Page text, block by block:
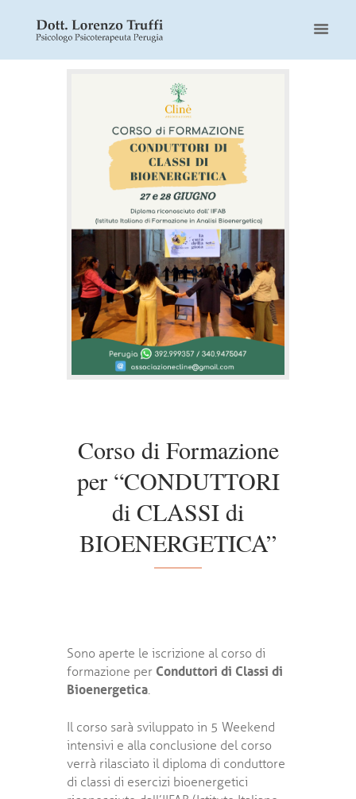
Corso di Formazione
per “CONDUTTORI
di CLASSI di
BIOENERGETICA”
Sono aperte le iscrizione al corso di
formazione per Conduttori di Classi di
Bioenergetica.
Il corso sarà sviluppato in 5 Weekend
intensivi e alla conclusione del corso
verrà rilasciato il diploma di conduttore
di classi di esercizi bioenergetici